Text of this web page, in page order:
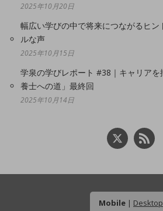
2025年10月20日
幅広い学びの中で将来につながるヒ
ルな声
2025年10月15日
学泉の学びレポート #38｜キャリア
養士への道」最終回
2025年10月14日
Mobile | Desktop